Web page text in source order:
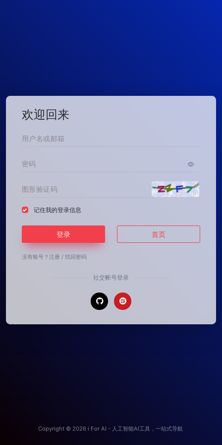
欢迎回来
记住我的登录信息
登录 首页
没有账号？ 注册 / 找回密码
社交帐号登录
Copyright © 2026 i For AI - 人工智能AI工具，一站式导航